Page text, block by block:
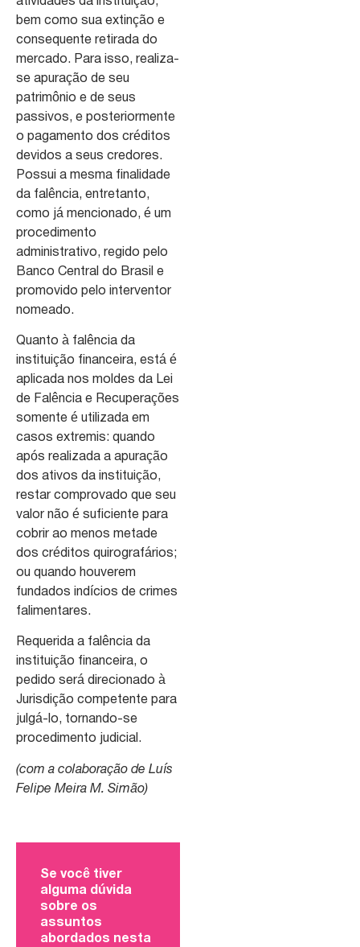
bem como sua extinção e
consequente retirada do
mercado. Para isso, realiza-
se apuração de seu
patrimônio e de seus
passivos, e posteriormente
o pagamento dos créditos
devidos a seus credores.
Possui a mesma finalidade
da falência, entretanto,
como já mencionado, é um
procedimento
administrativo, regido pelo
Banco Central do Brasil e
promovido pelo interventor
nomeado.
Quanto à falência da
instituição financeira, está é
aplicada nos moldes da Lei
de Falência e Recuperações
somente é utilizada em
casos extremis: quando
após realizada a apuração
dos ativos da instituição,
restar comprovado que seu
valor não é suficiente para
cobrir ao menos metade
dos créditos quirografários;
ou quando houverem
fundados indícios de crimes
falimentares.
Requerida a falência da
instituição financeira, o
pedido será direcionado à
Jurisdição competente para
julgá-lo, tornando-se
procedimento judicial.
(com a colaboração de Luís
Felipe Meira M. Simão)
Se você tiver
alguma dúvida
sobre os
assuntos
abordados nesta